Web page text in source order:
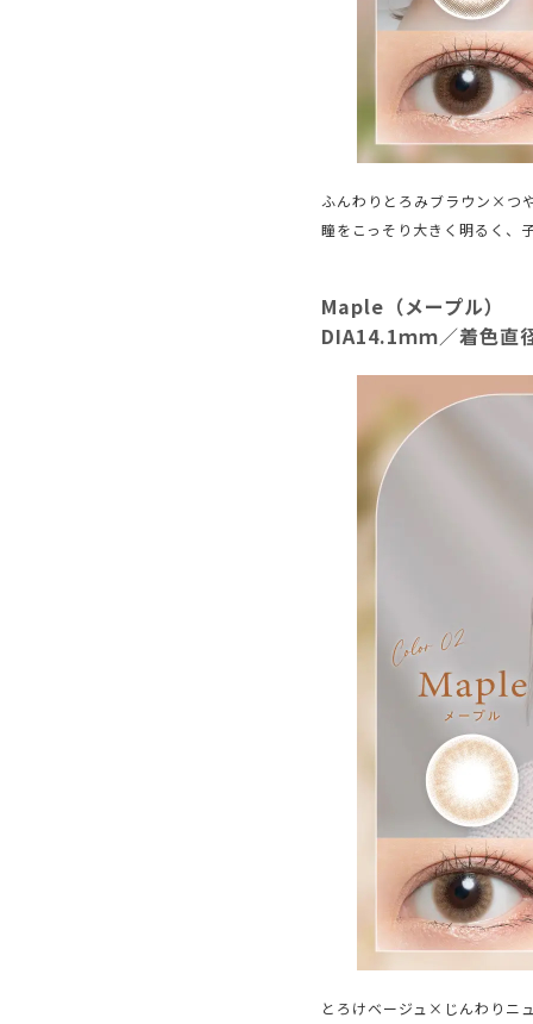
ふんわりとろみブラウン×つ
瞳をこっそり大きく明るく、
Maple（メープル）
DIA14.1ｍｍ／着色直
とろけベージュ×じんわりニ